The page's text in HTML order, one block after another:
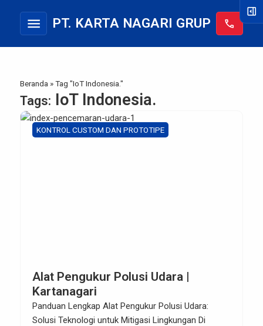
menu PT. KARTA NAGARI GRUP call
Beranda »Tag "IoT Indonesia."
Tags: IoT Indonesia.
KONTROL CUSTOM DAN PROTOTIPE
Alat Pengukur Polusi Udara |
Kartanagari
Panduan Lengkap Alat Pengukur Polusi Udara:
Solusi Teknologi untuk Mitigasi Lingkungan Di
right_panel_open